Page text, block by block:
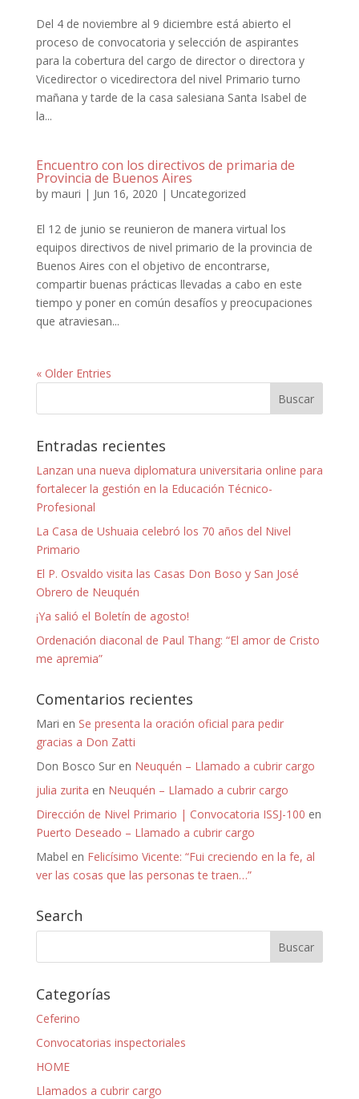
Del 4 de noviembre al 9 diciembre está abierto el
proceso de convocatoria y selección de aspirantes
para la cobertura del cargo de director o directora y
Vicedirector o vicedirectora del nivel Primario turno
mañana y tarde de la casa salesiana Santa Isabel de
la...
Encuentro con los directivos de primaria de
Provincia de Buenos Aires
by mauri | Jun 16, 2020 | Uncategorized
El 12 de junio se reunieron de manera virtual los
equipos directivos de nivel primario de la provincia de
Buenos Aires con el objetivo de encontrarse,
compartir buenas prácticas llevadas a cabo en este
tiempo y poner en común desafíos y preocupaciones
que atraviesan...
« Older Entries
Entradas recientes
Lanzan una nueva diplomatura universitaria online para
fortalecer la gestión en la Educación Técnico-
Profesional
La Casa de Ushuaia celebró los 70 años del Nivel
Primario
El P. Osvaldo visita las Casas Don Boso y San José
Obrero de Neuquén
¡Ya salió el Boletín de agosto!
Ordenación diaconal de Paul Thang: “El amor de Cristo
me apremia”
Comentarios recientes
Mari en Se presenta la oración oficial para pedir
gracias a Don Zatti
Don Bosco Suren Neuquén – Llamado a cubrir cargo
julia zurita en Neuquén – Llamado a cubrir cargo
Dirección de Nivel Primario | Convocatoria ISSJ-100 en
Puerto Deseado – Llamado a cubrir cargo
Mabel en Felicísimo Vicente: “Fui creciendo en la fe, al
ver las cosas que las personas te traen…”
Search
Categorías
Ceferino
Convocatorias inspectoriales
HOME
Llamados a cubrir cargo